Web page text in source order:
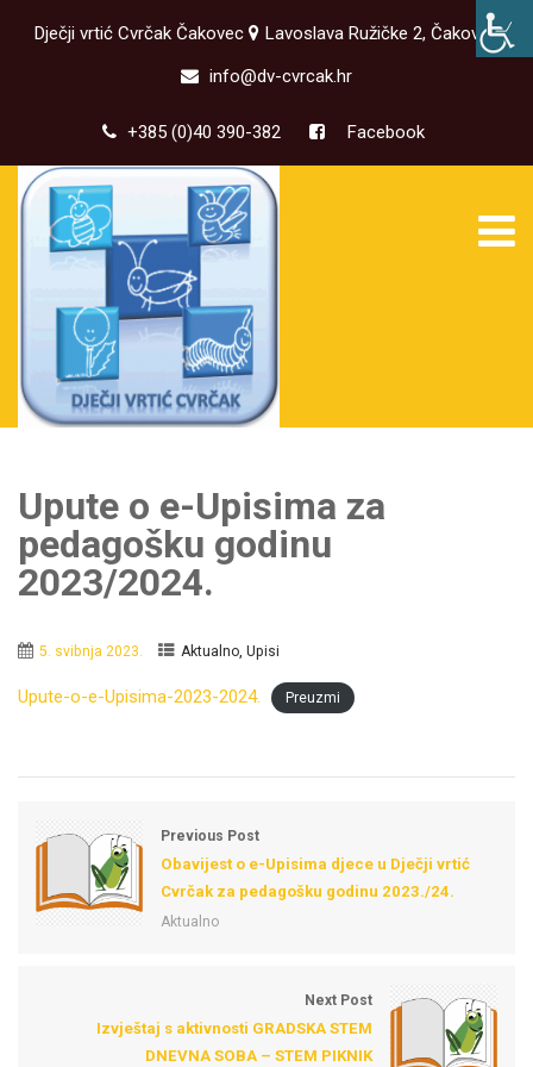
Dječji vrtić Cvrčak Čakovec
Lavoslava Ružičke 2, Čakovec
info@dv-cvrcak.hr
+385 (0)40 390-382 Facebook
Upute o e-Upisima za
pedagošku godinu
2023/2024.
5. svibnja 2023. Aktualno Upisi
Upute-o-e-Upisima-2023-2024. Preuzmi
Previous Post
Obavijest o e-Upisima djece u Dječji vrtić
Cvrčak za pedagošku godinu 2023./24.
Aktualno
Next Post
Izvještaj s aktivnosti GRADSKA STEM
DNEVNA SOBA – STEM PIKNIK